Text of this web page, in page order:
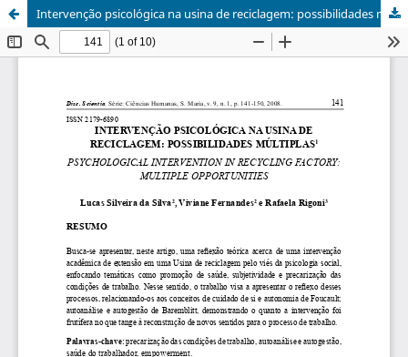
Intervenção psicológica na usina de reciclagem: possibilidades múltiplas